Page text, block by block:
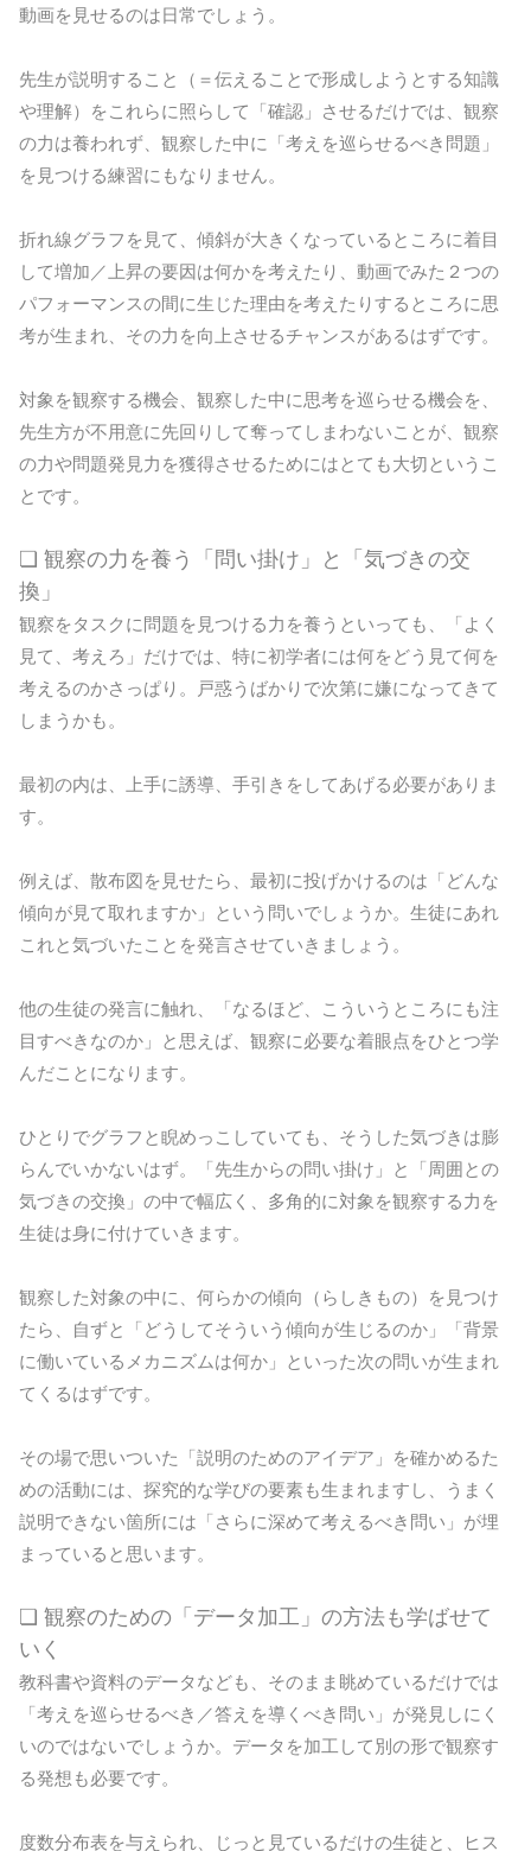
動画を見せるのは日常でしょう。
先生が説明すること（＝伝えることで形成しようとする知識
や理解）をこれらに照らして「確認」させるだけでは、観察
の力は養われず、観察した中に「考えを巡らせるべき問題」
を見つける練習にもなりません。
折れ線グラフを見て、傾斜が大きくなっているところに着目
して増加／上昇の要因は何かを考えたり、動画でみた２つの
パフォーマンスの間に生じた理由を考えたりするところに思
考が生まれ、その力を向上させるチャンスがあるはずです。
対象を観察する機会、観察した中に思考を巡らせる機会を、
先生方が不用意に先回りして奪ってしまわないことが、観察
の力や問題発見力を獲得させるためにはとても大切というこ
とです。
❏ 観察の力を養う「問い掛け」と「気づきの交
換」
観察をタスクに問題を見つける力を養うといっても、「よく
見て、考えろ」だけでは、特に初学者には何をどう見て何を
考えるのかさっぱり。戸惑うばかりで次第に嫌になってきて
しまうかも。
最初の内は、上手に誘導、手引きをしてあげる必要がありま
す。
例えば、散布図を見せたら、最初に投げかけるのは「どんな
傾向が見て取れますか」という問いでしょうか。生徒にあれ
これと気づいたことを発言させていきましょう。
他の生徒の発言に触れ、「なるほど、こういうところにも注
目すべきなのか」と思えば、観察に必要な着眼点をひとつ学
んだことになります。
ひとりでグラフと睨めっこしていても、そうした気づきは膨
らんでいかないはず。「先生からの問い掛け」と「周囲との
気づきの交換」の中で幅広く、多角的に対象を観察する力を
生徒は身に付けていきます。
観察した対象の中に、何らかの傾向（らしきもの）を見つけ
たら、自ずと「どうしてそういう傾向が生じるのか」「背景
に働いているメカニズムは何か」といった次の問いが生まれ
てくるはずです。
その場で思いついた「説明のためのアイデア」を確かめるた
めの活動には、探究的な学びの要素も生まれますし、うまく
説明できない箇所には「さらに深めて考えるべき問い」が埋
まっていると思います。
❏ 観察のための「データ加工」の方法も学ばせて
いく
教科書や資料のデータなども、そのまま眺めているだけでは
「考えを巡らせるべき／答えを導くべき問い」が発見しにく
いのではないでしょうか。データを加工して別の形で観察す
る発想も必要です。
度数分布表を与えられ、じっと見ているだけの生徒と、ヒス